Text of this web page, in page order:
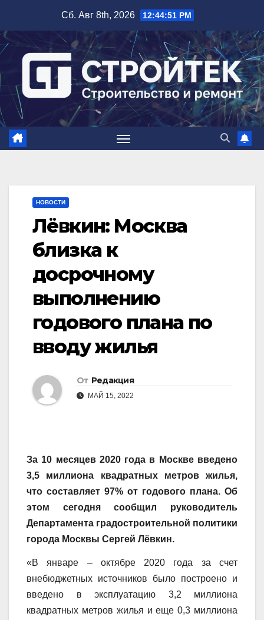
содержимому
Сб. Авг 8th, 2026 12:44:52 PM
НОВОСТИ
Лёвкин: Москва
близка к
досрочному
выполнению
годового плана по
вводу жилья
От Редакция
МАЙ 15, 2022
За 10 месяцев 2020 года в Москве введено
3,5 миллиона квадратных метров жилья,
что составляет 97% от годового плана. Об
этом сегодня сообщил руководитель
Департамента градостроительной политики
города Москвы Сергей Лёвкин.
«В январе – октябре 2020 года за счет
внебюджетных источников было построено и
введено в эксплуатацию 3,2 миллиона
квадратных метров жилья и еще 0,3 миллиона